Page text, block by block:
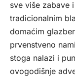
sve više zabave
tradicionalnim
domaćim
prvenstveno
stoga nalazi i
ovogodišnje